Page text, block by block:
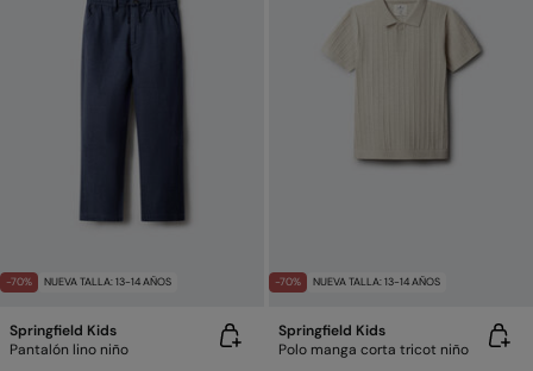
-70% NUEVA TALLA: 13-14 AÑOS
Springfield Kids
Pantalón lino niño
-70% NUEVA TALLA: 13-14 AÑOS
Springfield Kids
Polo manga corta tricot niño